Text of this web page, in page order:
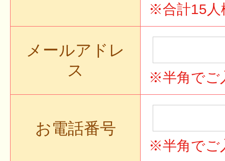
※合計15人
メールアドレ
ス
※半角でご
お電話番号
※半角でご